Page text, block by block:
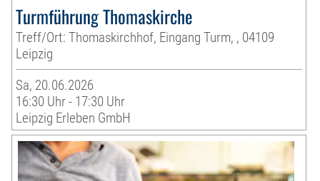
Turmführung Thomaskirche
Treff/Ort: Thomaskirchhof, Eingang Turm, , 04109
Leipzig
Sa, 20.06.2026
16:30 Uhr - 17:30 Uhr
Leipzig Erleben GmbH